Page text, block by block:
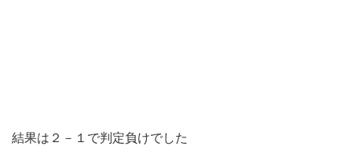
結果は２－１で判定負けでした